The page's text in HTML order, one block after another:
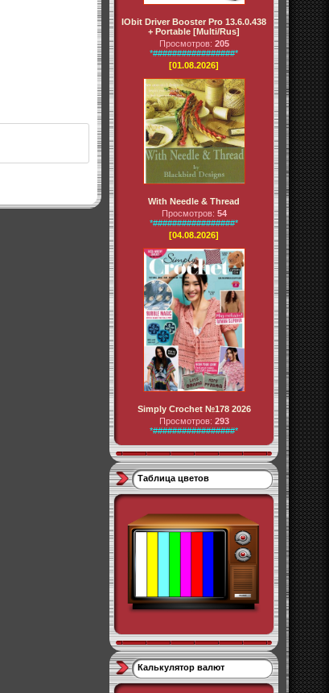
IObit Driver Booster Pro 13.6.0.438
+ Portable [Multi/Rus]
Просмотров: 205
*#################*
[01.08.2026]
With Needle & Thread
Просмотров: 54
*#################*
[04.08.2026]
Simply Crochet №178 2026
Просмотров: 293
*#################*
Таблица цветов
Калькулятор валют